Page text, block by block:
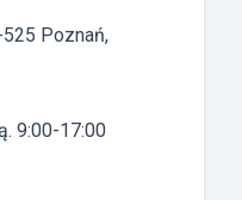
Poznań,
9:00-17:00